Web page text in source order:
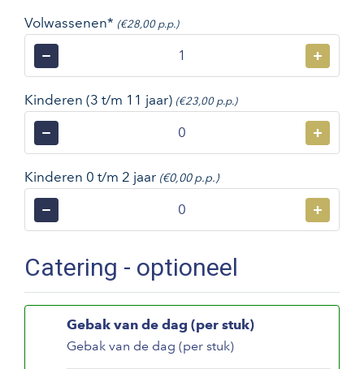
Volwassenen* (€28,00 p.p.)
− +
Kinderen (3 t/m 11 jaar) (€23,00 p.p.)
− +
Kinderen 0 t/m 2 jaar (€0,00 p.p.)
− +
Catering - optioneel
Gebak van de dag (per stuk)
Gebak van de dag (per stuk)